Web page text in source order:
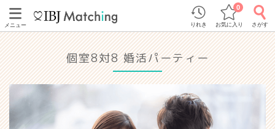
メニュー りれき お気に入り
0
さがす
個室8対8 婚活パーティー